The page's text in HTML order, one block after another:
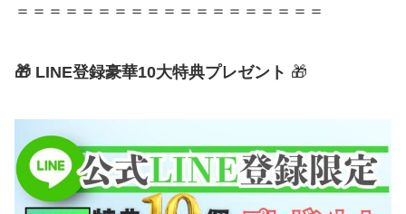
＝＝＝＝＝＝＝＝＝＝＝＝＝＝＝＝＝＝＝
🎁 LINE登録豪華10大特典プレゼント 🎁